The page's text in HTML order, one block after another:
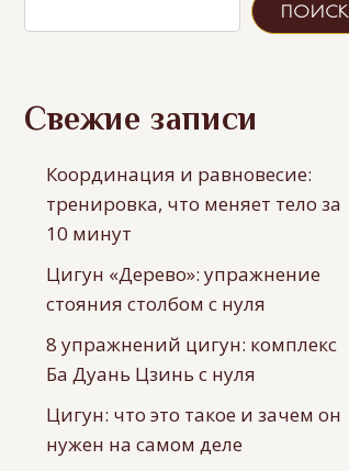
ПОИСК
Свежие записи
Координация и равновесие:
тренировка, что меняет тело за
10 минут
Цигун «Дерево»: упражнение
стояния столбом с нуля
8 упражнений цигун: комплекс
Ба Дуань Цзинь с нуля
Цигун: что это такое и зачем он
нужен на самом деле